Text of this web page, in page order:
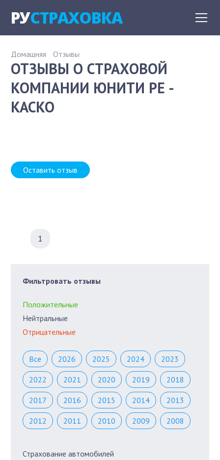
РУСТРАХОВКА
Домашняя Отзывы
ОТЗЫВЫ О СТРАХОВОЙ
КОМПАНИИ ЮНИТИ РЕ -
КАСКО
Оставить отзыв
1
Фильтровать отзывы
Положительные
Нейтральные
Отрицательные
Все 2026 2025 2024 2023
2022 2021 2020 2019 2018
2017 2016 2015 2014 2013
2012 2011 2010 2009 2008
Страхование автомобилей